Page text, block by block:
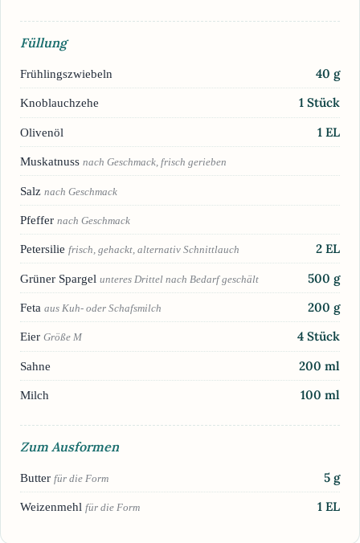
Füllung
Frühlingszwiebeln 40 g
Knoblauchzehe 1 Stück
Olivenöl 1 EL
Muskatnuss nach Geschmack, frisch gerieben
Salz nach Geschmack
Pfeffer nach Geschmack
Petersilie frisch, gehackt, alternativ Schnittlauch 2 EL
Grüner Spargel unteres Drittel nach Bedarf geschält 500 g
Feta aus Kuh- oder Schafsmilch 200 g
Eier Größe M 4 Stück
Sahne 200 ml
Milch 100 ml
Zum Ausformen
Butter für die Form 5 g
Weizenmehl für die Form 1 EL